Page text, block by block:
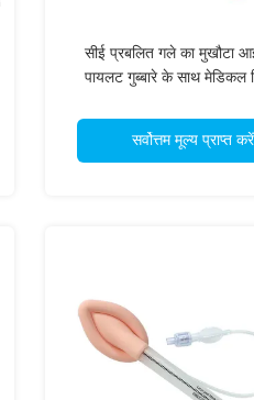
सीई प्रबलित गले का मुखौटा
पायलट गुब्बारे के साथ मेडिकल
सर्वोत्तम मूल्य प्राप्त करें